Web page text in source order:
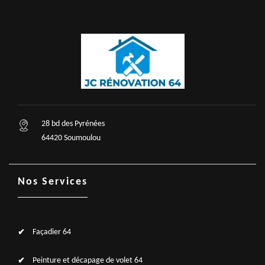
28 bd des Pyrénées
64420 Soumoulou
Nos Services
Façadier 64
Peinture et décapage de volet 64